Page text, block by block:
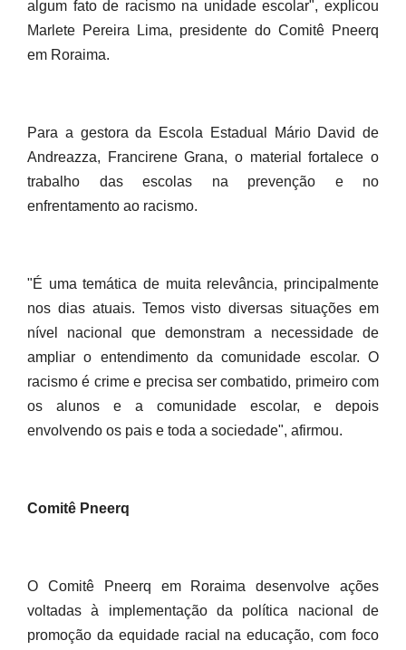
algum fato de racismo na unidade escolar", explicou
Marlete Pereira Lima, presidente do Comitê Pneerq
em Roraima.
Para a gestora da Escola Estadual Mário David de
Andreazza, Francirene Grana, o material fortalece o
trabalho das escolas na prevenção e no
enfrentamento ao racismo.
"É uma temática de muita relevância, principalmente
nos dias atuais. Temos visto diversas situações em
nível nacional que demonstram a necessidade de
ampliar o entendimento da comunidade escolar. O
racismo é crime e precisa ser combatido, primeiro com
os alunos e a comunidade escolar, e depois
envolvendo os pais e toda a sociedade", afirmou.
Comitê Pneerq
O Comitê Pneerq em Roraima desenvolve ações
voltadas à implementação da política nacional de
promoção da equidade racial na educação, com foco